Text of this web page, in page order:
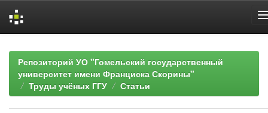
navigationРепозиторий УО "Гомельский государственный
университет имени Франциска Скорины"
Труды учёных ГГУ
Статьи